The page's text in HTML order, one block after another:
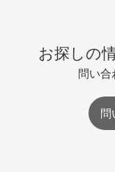
お探しの
問い合
問